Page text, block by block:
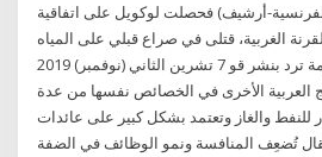
أرشيف) فحصلت لوكويل على اتفاقية
الغربية، قتلى في صراع قبلي على المياه
جنوب دارفور والحكومة ترد بنشر قو 7 تشرين الثاني (نوفمبر) 2019
العربية الأخرى في الخصائص نفسها من عدة
والغاز وتعتمد بشكل كبير على عائدات
تُضعِف المنافسة ونمو الوظائف في الضفة